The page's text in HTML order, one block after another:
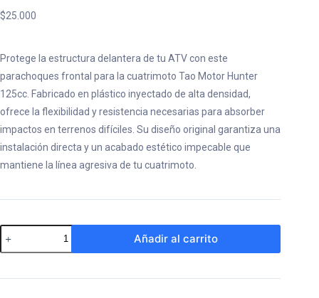
$25.000
Protege la estructura delantera de tu ATV con este
parachoques frontal para la cuatrimoto Tao Motor Hunter
125cc. Fabricado en plástico inyectado de alta densidad,
ofrece la flexibilidad y resistencia necesarias para absorber
impactos en terrenos difíciles. Su diseño original garantiza una
instalación directa y un acabado estético impecable que
mantiene la línea agresiva de tu cuatrimoto.
Frontal
Añadir al carrito